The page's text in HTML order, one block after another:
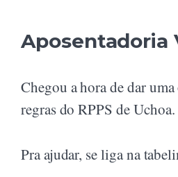
Aposentadoria
Chegou a hora de dar
regras do RPPS de Uchoa.
Pra ajudar, se liga na